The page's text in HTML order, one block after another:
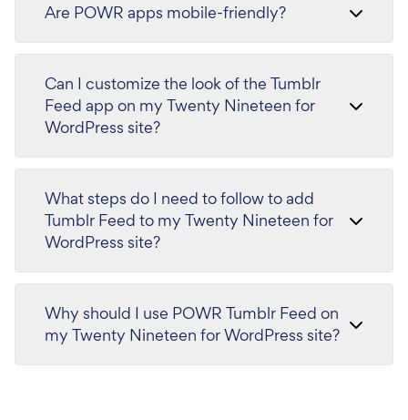
Are POWR apps mobile-friendly?
Can I customize the look of the Tumblr
Feed app on my Twenty Nineteen for
WordPress site?
What steps do I need to follow to add
Tumblr Feed to my Twenty Nineteen for
WordPress site?
Why should I use POWR Tumblr Feed on
my Twenty Nineteen for WordPress site?